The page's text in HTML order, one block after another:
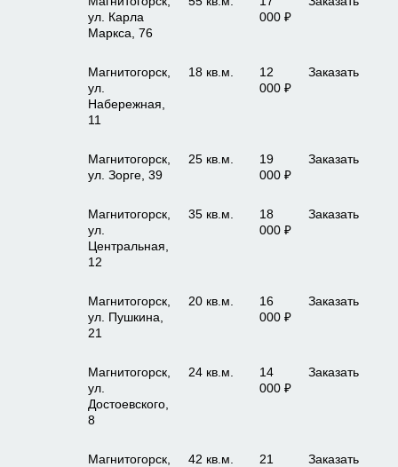
ул. Карла
Маркса, 76
000 ₽
Магнитогорск,
ул.
Набережная,
11
18 кв.м.
12
000 ₽
Заказать
Магнитогорск,
ул. Зорге, 39
25 кв.м.
19
000 ₽
Заказать
Магнитогорск,
ул.
Центральная,
12
35 кв.м.
18
000 ₽
Заказать
Магнитогорск,
ул. Пушкина,
21
20 кв.м.
16
000 ₽
Заказать
Магнитогорск,
ул.
Достоевского,
8
24 кв.м.
14
000 ₽
Заказать
Магнитогорск,
42 кв.м.
21
Заказать